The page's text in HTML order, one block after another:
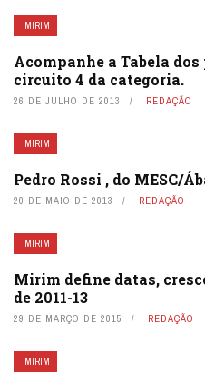
MIRIM
Acompanhe a Tabela
circuito 4 da categoria.
26 DE JULHO DE 2013 REDAÇÃO
MIRIM
Pedro Rossi , do MESC/
20 DE MAIO DE 2013 REDAÇÃO
MIRIM
Mirim define datas,
de 2011-13
29 DE MARÇO DE 2015 REDAÇÃO
MIRIM